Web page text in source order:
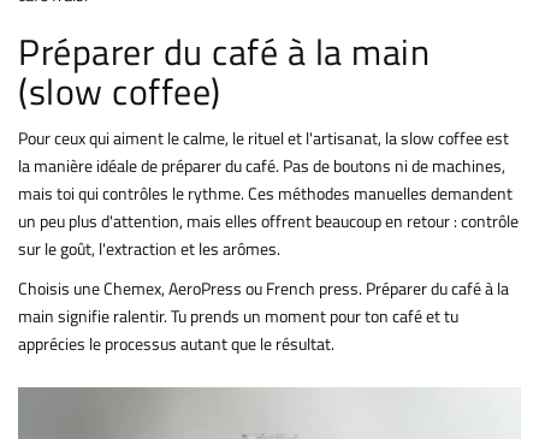
Préparer du café à la main
(slow coffee)
Pour ceux qui aiment le calme, le rituel et l'artisanat, la slow coffee est
la manière idéale de préparer du café. Pas de boutons ni de machines,
mais toi qui contrôles le rythme. Ces méthodes manuelles demandent
un peu plus d'attention, mais elles offrent beaucoup en retour : contrôle
sur le goût, l'extraction et les arômes.
Choisis une Chemex, AeroPress ou French press. Préparer du café à la
main signifie ralentir. Tu prends un moment pour ton café et tu
apprécies le processus autant que le résultat.